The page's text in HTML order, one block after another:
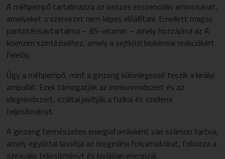
A méhpempő tartalmazza az összes esszenciális aminosavat,
amelyeket a szervezet nem képes előállítani. Emellett magas
pantoténsavtartalma – B5-vitamin – amely hozzájárul az A
koenzim szintéziséhez, amely a sejtközi biokémiai reakciókért
felelős.
Úgy a méhpempő, mint a ginzeng különlegessé teszik a királyi
ampullát. Ezek támogatják az immunrendszert és az
idegrendszert, ezáltal javítják a fizikai és szellemi
teljesítményt.
A ginzeng természetes energiaforrásként van számon tartva,
amely egyúttal lassítja az öregedési folyamatokat, fokozza a
szexuális teljesítményt és kiválóan energizál.